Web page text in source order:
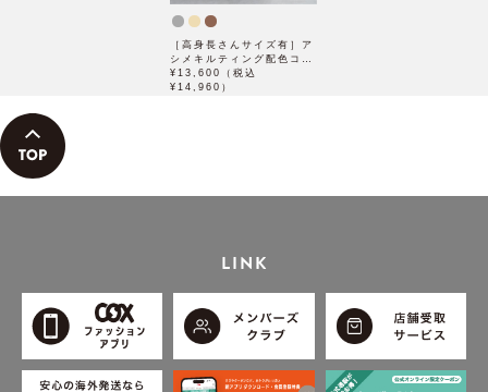
［高身長さんサイズ有］ア
シメキルティング配色コー
ト
¥13,600（税込
¥14,960）
LINK